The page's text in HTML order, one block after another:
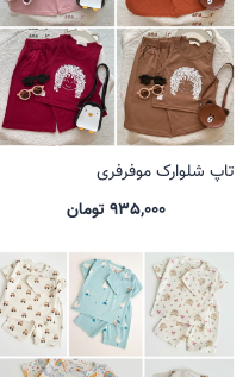
تاپ شلوارک موفرفری
935,000 تومان